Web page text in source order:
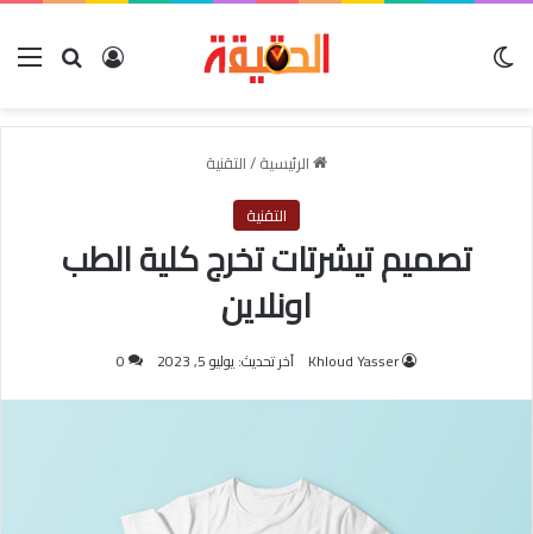
بحث عنتسجيل
الرئيسية/التقنية
التقنية
تصميم تيشرتات تخرج كلية الطب
اونلاين
Khloud Yasser آخر تحديث: يوليو 5, 2023 0